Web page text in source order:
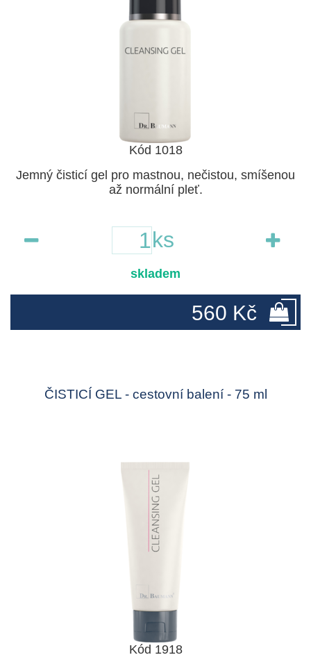
Kód 1018
Jemný čisticí gel pro mastnou, nečistou, smíšenou
až normální pleť.
ks
skladem
560 Kč
ČISTICÍ GEL - cestovní balení - 75 ml
Kód 1918